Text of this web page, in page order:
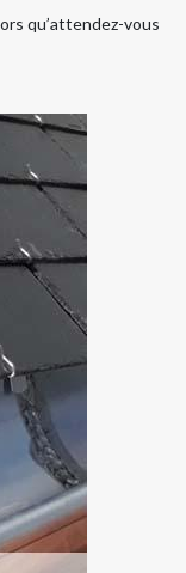
qu’attendez-vous